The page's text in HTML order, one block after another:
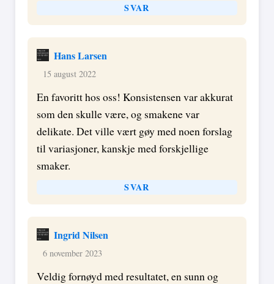
SVAR
Hans Larsen
15 august 2022
En favoritt hos oss! Konsistensen var akkurat
som den skulle være, og smakene var
delikate. Det ville vært gøy med noen forslag
til variasjoner, kanskje med forskjellige
smaker.
SVAR
Ingrid Nilsen
6 november 2023
Veldig fornøyd med resultatet, en sunn og